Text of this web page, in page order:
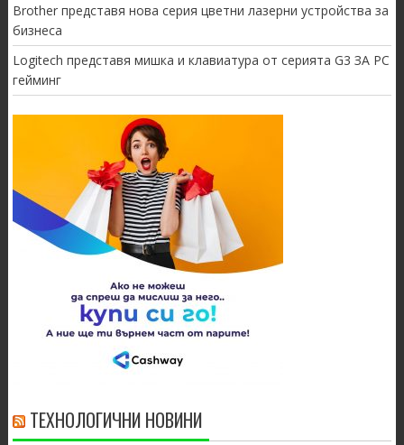
Brother представя нова серия цветни лазерни устройства за
бизнеса
Logitech представя мишка и клавиатура от серията G3 ЗА PC
гейминг
ТЕХНОЛОГИЧНИ НОВИНИ